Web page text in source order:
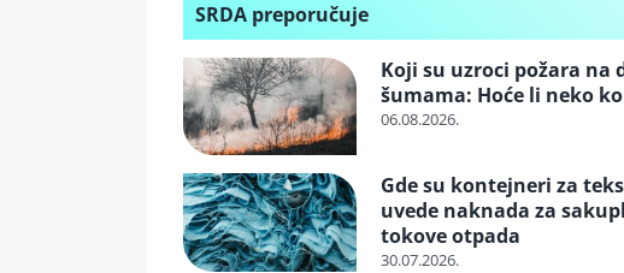
SRDA preporučuje
Koji su uzroci požara
šumama: Hoće li neko
06.08.2026.
Gde su kontejneri za
uvede naknada za
tokove otpada
30.07.2026.